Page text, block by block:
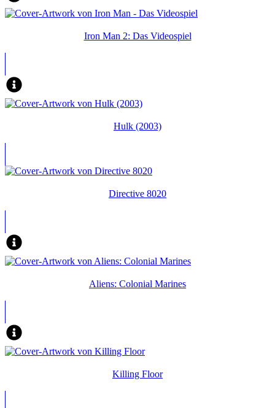
Iron Man 2: Das Videospiel
Hulk (2003)
Directive 8020
Aliens: Colonial Marines
Killing Floor